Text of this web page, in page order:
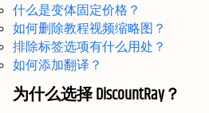
什么是变体固定价格？
如何删除教程视频缩略图？
排除标签选项有什么用处？
如何添加翻译？
为什么选择 DiscountRay？